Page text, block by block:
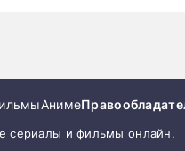
Аниме
сериалы и фильмы онлайн.